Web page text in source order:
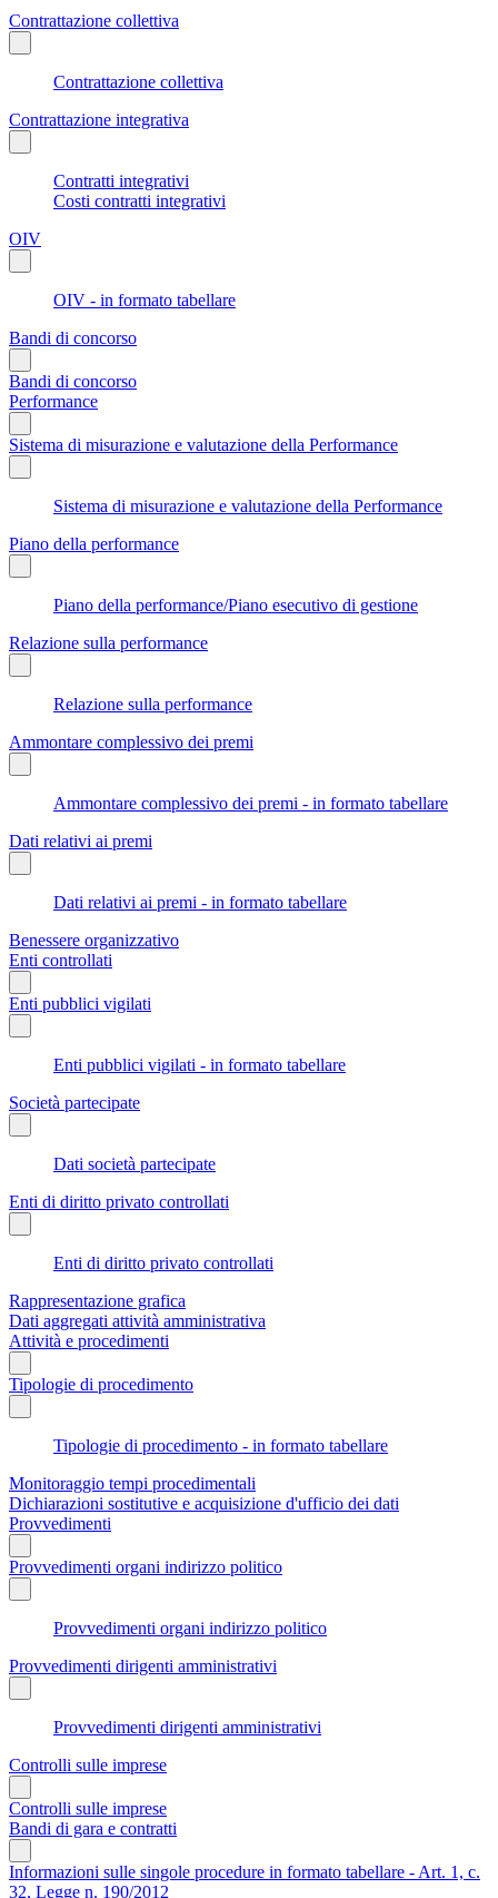
Contrattazione collettiva
Contrattazione collettiva
Contrattazione integrativa
Contratti integrativi
Costi contratti integrativi
OIV
OIV - in formato tabellare
Bandi di concorso
Bandi di concorso
Performance
Sistema di misurazione e valutazione della Performance
Sistema di misurazione e valutazione della Performance
Piano della performance
Piano della performance/Piano esecutivo di gestione
Relazione sulla performance
Relazione sulla performance
Ammontare complessivo dei premi
Ammontare complessivo dei premi - in formato tabellare
Dati relativi ai premi
Dati relativi ai premi - in formato tabellare
Benessere organizzativo
Enti controllati
Enti pubblici vigilati
Enti pubblici vigilati - in formato tabellare
Società partecipate
Dati società partecipate
Enti di diritto privato controllati
Enti di diritto privato controllati
Rappresentazione grafica
Dati aggregati attività amministrativa
Attività e procedimenti
Tipologie di procedimento
Tipologie di procedimento - in formato tabellare
Monitoraggio tempi procedimentali
Dichiarazioni sostitutive e acquisizione d'ufficio dei dati
Provvedimenti
Provvedimenti organi indirizzo politico
Provvedimenti organi indirizzo politico
Provvedimenti dirigenti amministrativi
Provvedimenti dirigenti amministrativi
Controlli sulle imprese
Controlli sulle imprese
Bandi di gara e contratti
Informazioni sulle singole procedure in formato tabellare - Art. 1, c.
32, Legge n. 190/2012